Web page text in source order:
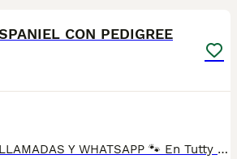
CON PEDIGREE
34 672 515 514 ATENDEMOS LLAMADAS Y WHATSAPP 🐾 En Tutty Pets Love trabajamos con pasión y responsabilidad para ofrecerte compañeros de vida sanos, equilibrados y con todas las garantías. Te garantizamos: ✅ Vacunas correspondientes a su edad. ✅ Cartilla veterinaria. ✅ Desparasitación interna y externa. ✅ Pasaporte y microchip. ✅ Garantías víricas y congénitas. ✅ Contrato de compraventa sellado por la empresa. ✅ Envíos a toda la península (según kilometraje). ✅ Financiación a medida de 6 a 48 meses, con y sin intereses. 💕 Listo para encontrar una familia que le quiera para toda la vida. 📩 Solicita más información sin compromiso. 🐶 Tutty Pets love ,donde nacen grandes compañeros. 34 672 515 514 ATENDEMOS LLAMADAS Y WHATSAPP 🐾